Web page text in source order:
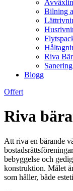
Bilning
Riva
Sanering
Blogg
Offert
Riva
Att riva en bärande
bebyggelse och
konstruktion. Målet
som håller, både